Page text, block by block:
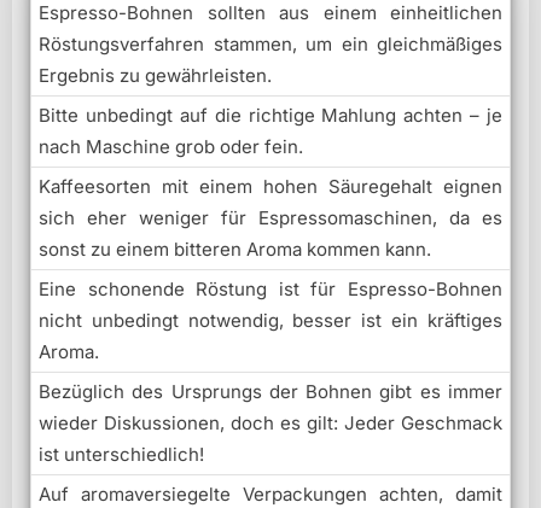
Espresso-Bohnen sollten aus einem einheitlichen
Röstungsverfahren stammen, um ein gleichmäßiges
Ergebnis zu gewährleisten.
Bitte unbedingt auf die richtige Mahlung achten – je
nach Maschine grob oder fein.
Kaffeesorten mit einem hohen Säuregehalt eignen
sich eher weniger für Espressomaschinen, da es
sonst zu einem bitteren Aroma kommen kann.
Eine schonende Röstung ist für Espresso-Bohnen
nicht unbedingt notwendig, besser ist ein kräftiges
Aroma.
Bezüglich des Ursprungs der Bohnen gibt es immer
wieder Diskussionen, doch es gilt: Jeder Geschmack
ist unterschiedlich!
Auf aromaversiegelte Verpackungen achten, damit